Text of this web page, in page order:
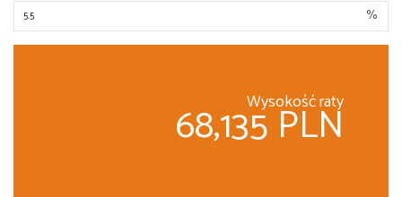
%
Wysokość raty
68,135 PLN